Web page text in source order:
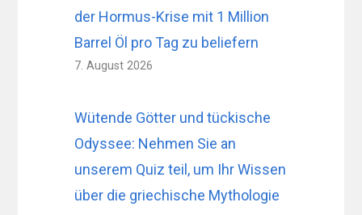
der Hormus-Krise mit 1 Million
Barrel Öl pro Tag zu beliefern
7. August 2026
Wütende Götter und tückische
Odyssee: Nehmen Sie an
unserem Quiz teil, um Ihr Wissen
über die griechische Mythologie